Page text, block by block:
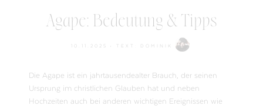
Agape: Bedeutung & Tipps
10.11.2025 • TEXT: DOMINIK
Die Agape ist ein jahrtausendealter Brauch, der seinen
Ursprung im christlichen Glauben hat und neben
Hochzeiten auch bei anderen wichtigen Ereignissen wie